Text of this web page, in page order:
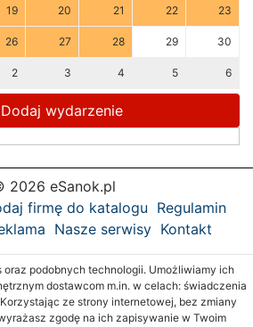
19 20 21 22 23
26 27 28 29 30
2 3 4 5 6
wydarzenie
2026 eSanok.pl
firmę do katalogu Regulamin
Nasze serwisy Kontakt
podobnych technologii. Umożliwiamy ich
dostawcom m.in. w celach: świadczenia
ze strony internetowej, bez zmiany
zgodę na ich zapisywanie w Twoim